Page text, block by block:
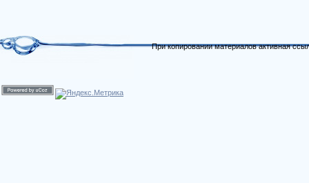
При копировании материалов активная